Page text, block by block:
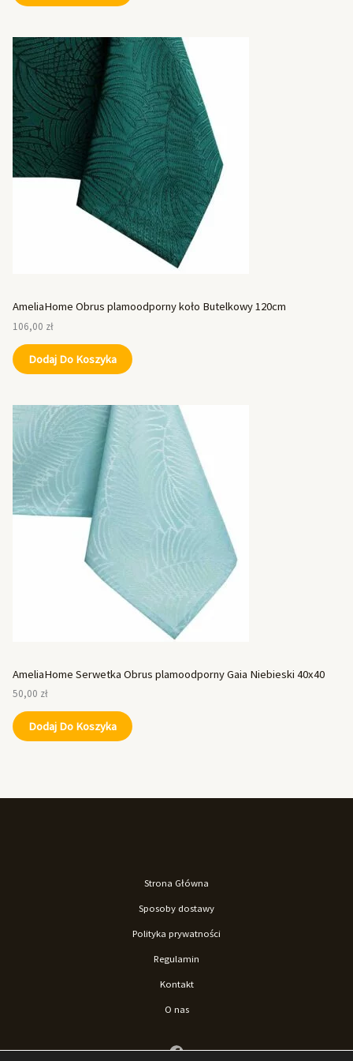
AmeliaHome Obrus plamoodporny koło Butelkowy 120cm
106,00 zł
Dodaj Do Koszyka
AmeliaHome Serwetka Obrus plamoodporny Gaia Niebieski 40x40
50,00 zł
Dodaj Do Koszyka
Strona Główna
Sposoby dostawy
Polityka prywatności
Regulamin
Kontakt
O nas